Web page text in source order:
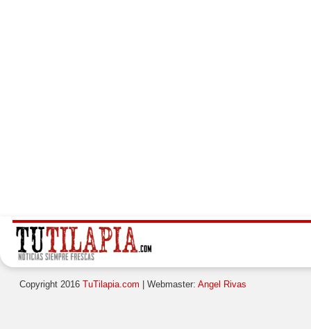
Copyright 2016 TuTilapia.com | Webmaster: Angel Rivas